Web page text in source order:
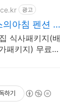
광고
아침 펜션 1
나온 맛집
식사패키지(배
패키지) 무료/
하기